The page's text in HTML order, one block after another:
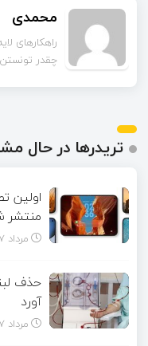
محمدی
راهکارهای
چقدر
تریدرها در حال
منتشر
مرداد ۱۷, ۱۴۰۵
حذف
آورد
مرداد ۱۷, ۱۴۰۵